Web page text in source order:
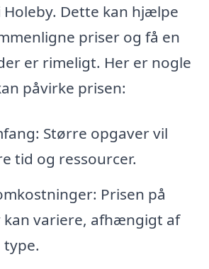
Dette kan hjælpe
priser og få en
er rimeligt. Her er nogle
påvirke prisen:
Større opgaver vil
tid og ressourcer.
Prisen på
kan variere, afhængigt af